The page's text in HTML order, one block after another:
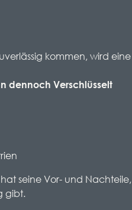
kommen, wird eine
dennoch Verschlüsselt
seine Vor- und Nachteile,
gibt.